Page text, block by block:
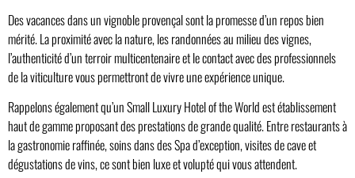
Des vacances dans un vignoble provençal sont la promesse d’un repos bien
mérité. La proximité avec la nature, les randonnées au milieu des vignes,
l’authenticité d’un terroir multicentenaire et le contact avec des professionnels
de la viticulture vous permettront de vivre une expérience unique.
Rappelons également qu’un Small Luxury Hotel of the World est établissement
haut de gamme proposant des prestations de grande qualité. Entre restaurants à
la gastronomie raffinée, soins dans des Spa d’exception, visites de cave et
dégustations de vins, ce sont bien luxe et volupté qui vous attendent.